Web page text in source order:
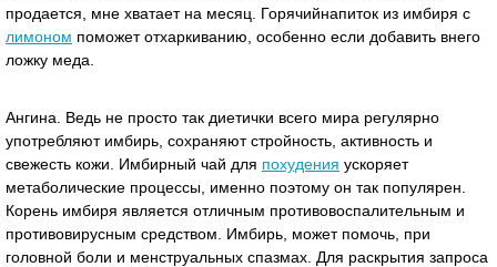
продается, мне хватает на месяц. Горячийнапиток из имбиря с
лимоном поможет отхаркиванию, особенно если добавить внего
ложку меда.
Ангина. Ведь не просто так диетички всего мира регулярно
употребляют имбирь, сохраняют стройность, активность и
свежесть кожи. Имбирный чай для похудения ускоряет
метаболические процессы, именно поэтому он так популярен.
Корень имбиря является отличным противовоспалительным и
противовирусным средством. Имбирь, может помочь, при
головной боли и менструальных спазмах. Для раскрытия запроса